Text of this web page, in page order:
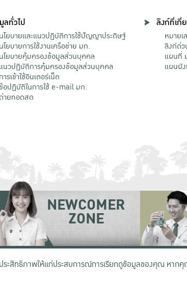
ลทั่วไป
นโยบายและแนวปฏิบัติการใช้ปัญญาประดิษฐ์
นโยบายการใช้งานเครือข่าย มก.
นโยบายคุ้มครองข้อมูลส่วนบุคคล
แนวปฏิบัติการคุ้มครองข้อมูลส่วนบุคคล
ารเข้าใช้อินเตอร์เน็ต
อปฏิบัติในการใช้ e-mail มก.
ายทอดสด
ลิงก์ที่เกี่
หมาย
ลิงก์ด่ว
แผนที่
แผนผัง
NEWCOMER
ZONE
าดยาว เขตจตุจักร กรุงเทพฯ 10900โทรศัพท์ +66 (0) 2942
ระสิทธิภาพให้แก่ประสบการณ์การเรียกดูข้อมูลของคุณ หาก